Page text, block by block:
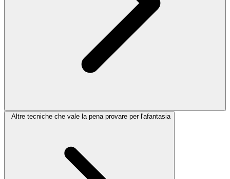
Altre tecniche che vale la pena provare per l'afantasia